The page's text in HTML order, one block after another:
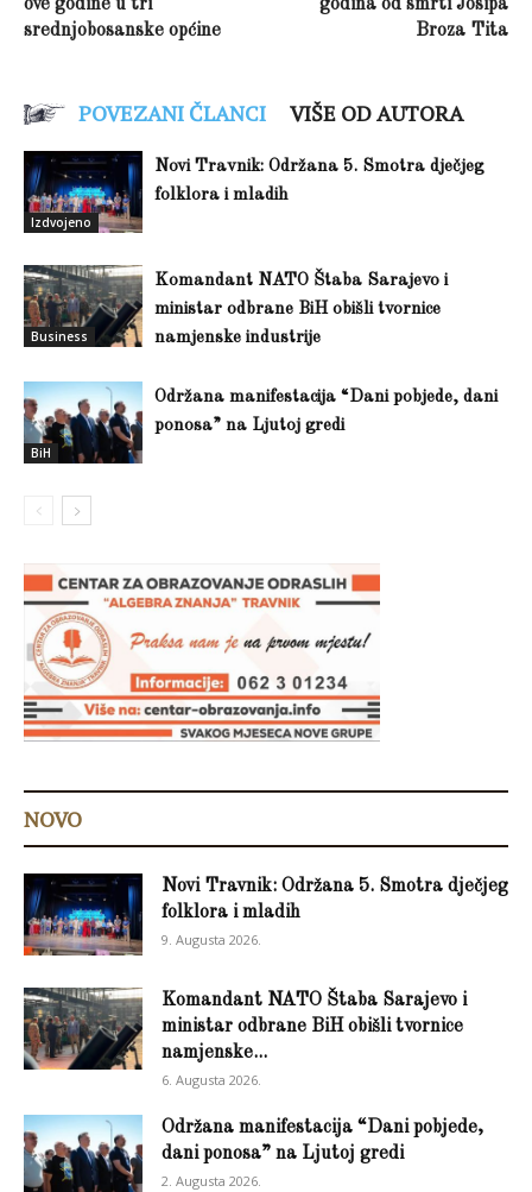
ove godine u tri
srednjobosanske općine
godina od smrti Josipa
Broza Tita
POVEZANI ČLANCI VIŠE OD AUTORA
Izdvojeno
Novi Travnik: Održana 5. Smotra dječjeg
folklora i mladih
Business
Komandant NATO Štaba Sarajevo i
ministar odbrane BiH obišli tvornice
namjenske industrije
BiH
Održana manifestacija “Dani pobjede, dani
ponosa” na Ljutoj gredi
NOVO
Novi Travnik: Održana 5. Smotra dječjeg
folklora i mladih
9. Augusta 2026.
Komandant NATO Štaba Sarajevo i
ministar odbrane BiH obišli tvornice
namjenske...
6. Augusta 2026.
Održana manifestacija “Dani pobjede,
dani ponosa” na Ljutoj gredi
2. Augusta 2026.